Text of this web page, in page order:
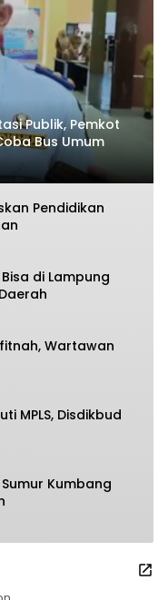
Publik, Pemkot
Bus Umum
Pendidikan
di Lampung
Wartawan
Disdikbud
Kumbang